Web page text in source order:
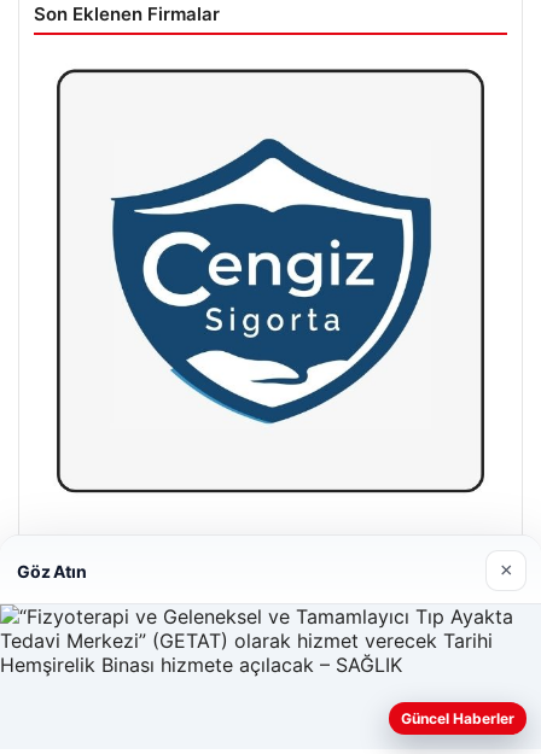
Son Eklenen Firmalar
26/05/2026
Göz Atın ×
Güncel Haberler